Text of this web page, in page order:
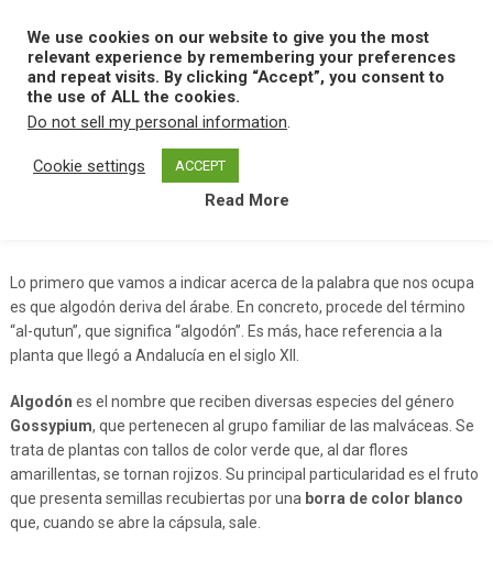
content
MENU
Home A Algodon
Lo primero que vamos a indicar acerca de la palabra que nos ocupa
es que algodón deriva del árabe. En concreto, procede del término
“al-qutun”, que significa “algodón”. Es más, hace referencia a la
planta que llegó a Andalucía en el siglo XII.
Algodón es el nombre que reciben diversas especies del género
Gossypium, que pertenecen al grupo familiar de las malváceas. Se
trata de plantas con tallos de color verde que, al dar flores
amarillentas, se tornan rojizos. Su principal particularidad es el fruto
que presenta semillas recubiertas por una borra de color blanco
que, cuando se abre la cápsula, sale.
We use cookies on our website to give you the most
relevant experience by remembering your preferences
and repeat visits. By clicking “Accept”, you consent to
the use of ALL the cookies.
Do not sell my personal information.
Cookie settings ACCEPT
Read More